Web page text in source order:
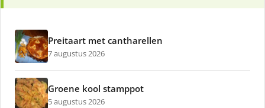
Preitaart met cantharellen
7 augustus 2026
Groene kool stamppot
5 augustus 2026